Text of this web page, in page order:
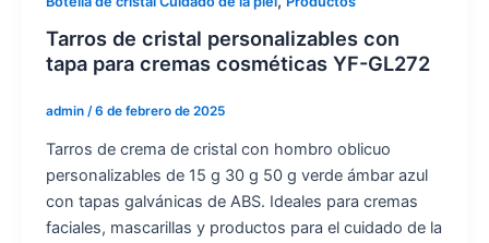
Tarros de cristal personalizables con
tapa para cremas cosméticas YF-GL272
admin /6 de febrero de 2025
Tarros de crema de cristal con hombro oblicuo
personalizables de 15 g 30 g 50 g verde ámbar azul
con tapas galvánicas de ABS. Ideales para cremas
faciales, mascarillas y productos para el cuidado de la